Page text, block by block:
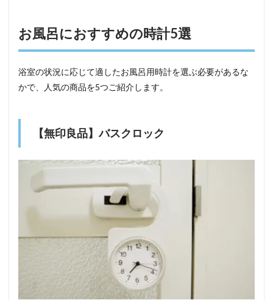
お風呂におすすめの時計5選
浴室の状況に応じて適したお風呂用時計を選ぶ必要があるな
かで、人気の商品を5つご紹介します。
【無印良品】バスクロック